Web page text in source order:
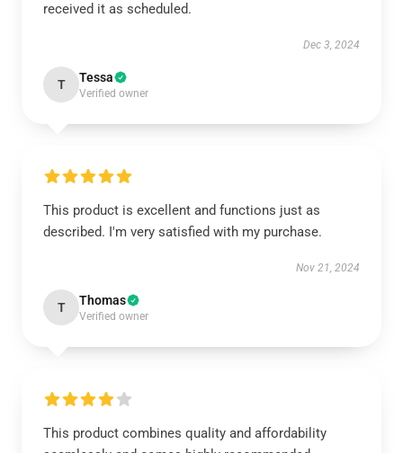
received it as scheduled.
Dec 3, 2024
T Tessa
Verified owner
This product is excellent and functions just as
described. I'm very satisfied with my purchase.
Nov 21, 2024
T Thomas
Verified owner
This product combines quality and affordability